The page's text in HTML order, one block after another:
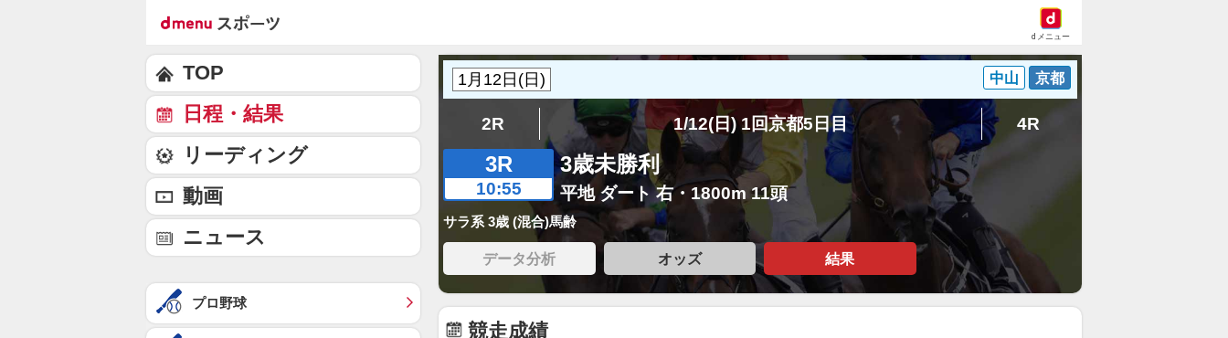
dメニュー
中山 京都
2R 1/12(日) 1回京都5日目 4R
3R
10:55
3歳未勝利
平地 ダート 右・1800m 11頭
サラ系 3歳 (混合)馬齢
データ分析 オッズ 結果
競走成績
TOP
日程・結果
リーディング
動画
ニュース
プロ野球